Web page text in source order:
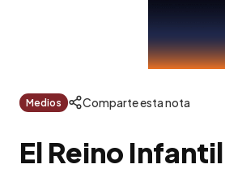
Medios Comparte esta nota
El Reino